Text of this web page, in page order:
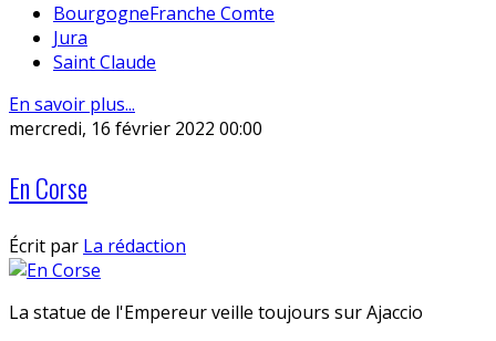
BourgogneFranche Comte
Jura
Saint Claude
En savoir plus...
mercredi, 16 février 2022 00:00
En Corse
Écrit par La rédaction
La statue de l'Empereur veille toujours sur Ajaccio